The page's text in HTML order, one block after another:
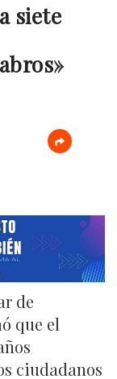
siete
de
que el
ciudadanos